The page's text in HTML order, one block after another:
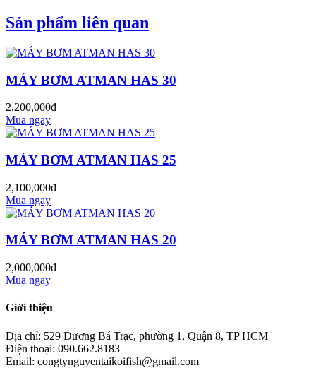
Sản phẩm liên quan
MÁY BƠM ATMAN HAS 30
2,200,000đ
Mua ngay
MÁY BƠM ATMAN HAS 25
2,100,000đ
Mua ngay
MÁY BƠM ATMAN HAS 20
2,000,000đ
Mua ngay
Giới thiệu
Địa chỉ: 529 Dương Bá Trạc, phường 1, Quận 8, TP HCM
Điện thoại: 090.662.8183
Email: congtynguyentaikoifish@gmail.com